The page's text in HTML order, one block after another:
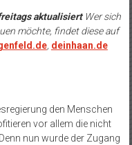
aktualisiert Wer sich
möchte, findet diese auf
, deinhaan.de
den Menschen
vor allem die nicht
nun wurde der Zugang